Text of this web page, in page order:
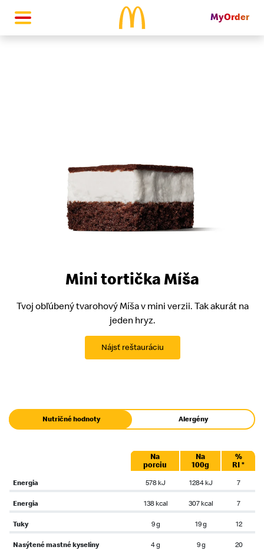
McDonald's Homepage
MyOrder
Mini tortička Míša
Tvoj obľúbený tvarohový Míša v mini verzii. Tak akurát na
jeden hryz.
Nájsť reštauráciu
Nutričné hodnoty Alergény
Na
porciu
Na
100g
%
RI *
Energia
578 kJ 1284 kJ 7
Energia 138 kcal 307 kcal 7
Tuky 9 g 19 g 12
Nasýtené mastné kyseliny 4 g 9 g 20